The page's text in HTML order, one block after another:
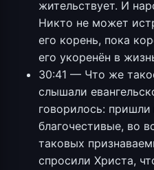
жительствует. И
Никто не может
его корень, пока
его укоренён в
30:41 — Что же
слышали
говорилось:
благочестивые, во
таковых
спросили Христа,